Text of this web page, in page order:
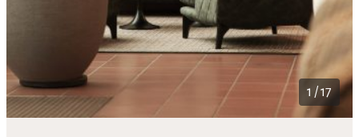
1 / 17